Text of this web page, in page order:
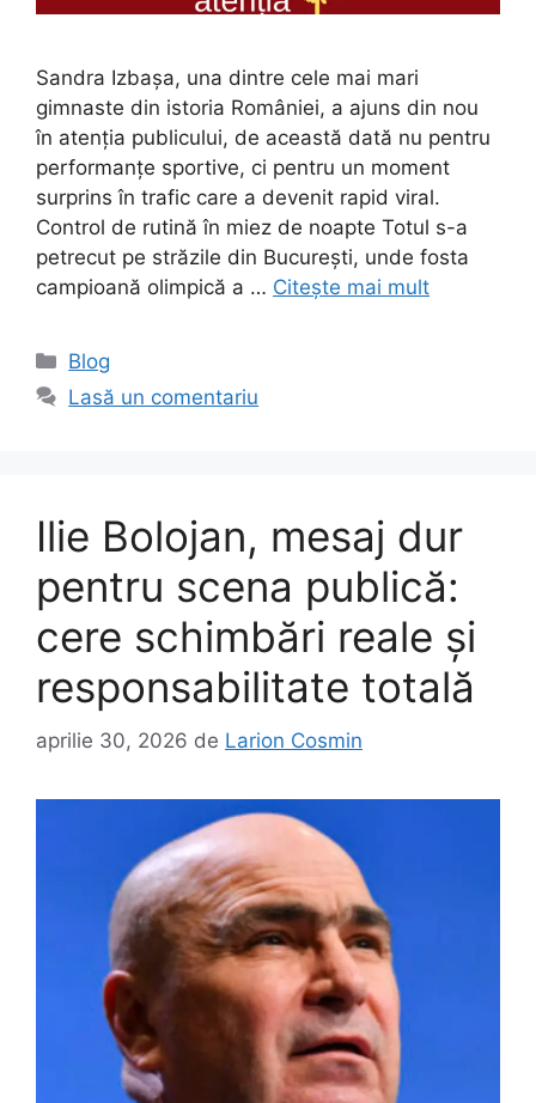
Sandra Izbașa, una dintre cele mai mari
gimnaste din istoria României, a ajuns din nou
în atenția publicului, de această dată nu pentru
performanțe sportive, ci pentru un moment
surprins în trafic care a devenit rapid viral.
Control de rutină în miez de noapte Totul s-a
petrecut pe străzile din București, unde fosta
campioană olimpică a … Citește mai mult
Categorii
Blog
Lasă un comentariu
Ilie Bolojan, mesaj dur
pentru scena publică:
cere schimbări reale și
responsabilitate totală
aprilie 30, 2026 de Larion Cosmin